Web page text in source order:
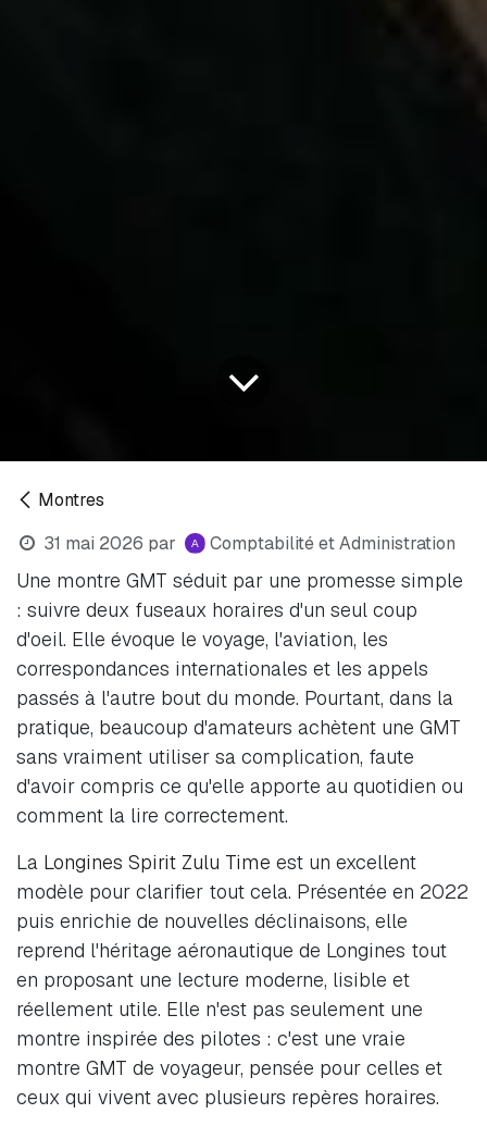
Montres
31 mai 2026 par Comptabilité et Administration
Une montre GMT séduit par une promesse simple
: suivre deux fuseaux horaires d'un seul coup
d'oeil. Elle évoque le voyage, l'aviation, les
correspondances internationales et les appels
passés à l'autre bout du monde. Pourtant, dans la
pratique, beaucoup d'amateurs achètent une GMT
sans vraiment utiliser sa complication, faute
d'avoir compris ce qu'elle apporte au quotidien ou
comment la lire correctement.
La Longines Spirit Zulu Time est un excellent
modèle pour clarifier tout cela. Présentée en 2022
puis enrichie de nouvelles déclinaisons, elle
reprend l'héritage aéronautique de Longines tout
en proposant une lecture moderne, lisible et
réellement utile. Elle n'est pas seulement une
montre inspirée des pilotes : c'est une vraie
montre GMT de voyageur, pensée pour celles et
ceux qui vivent avec plusieurs repères horaires.